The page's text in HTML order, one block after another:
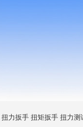
扭力扳手 扭矩扳手 扭力测